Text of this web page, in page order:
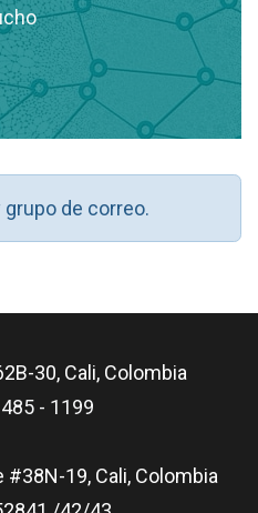
grupo de correo.
30, Cali, Colombia
- 1199
#38N-19, Cali, Colombia